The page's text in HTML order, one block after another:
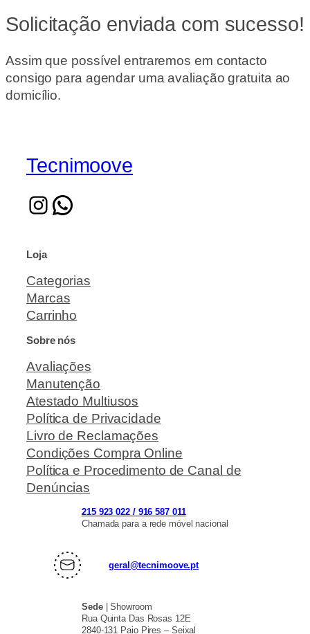
Solicitação enviada com sucesso!
Assim que possível entraremos em contacto
consigo para agendar uma avaliação gratuita ao
domicílio.
Tecnimoove
Loja
Categorias
Marcas
Carrinho
Sobre nós
Avaliações
Manutenção
Atestado Multiusos
Política de Privacidade
Livro de Reclamações
Condições Compra Online
Política e Procedimento de Canal de
Denúncias
215 923 022 / 916 587 011
Chamada para a rede móvel nacional
geral@tecnimoove.pt
Sede| Showroom
Rua Quinta Das Rosas 12E
2840-131 Paio Pires – Seixal